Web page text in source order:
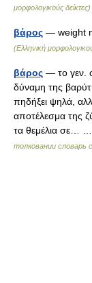
μορφολογικούς δείκτες)
βάρος — weight
(Ελληνική
βάρος — το γεν.
δύναμη της
πηδήξει ψηλά,
αποτέλεσμα της
τα θεμέλια σε…
толковании словарь